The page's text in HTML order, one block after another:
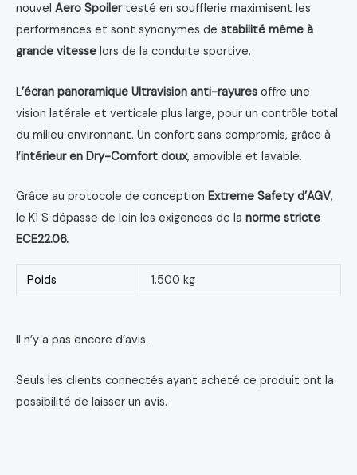
nouvel Aero Spoilertesté en soufflerie maximisent les
performances et sont synonymes de stabilité même à
grande vitesse lors de la conduite sportive.
L’écran panoramique Ultravision anti-rayures offre une
vision latérale et verticale plus large, pour un contrôle total
du milieu environnant. Un confort sans compromis, grâce à
l’intérieur en Dry-Comfort doux, amovible et lavable.
Grâce au protocole de conception Extreme Safety d’AGV,
le K1 S dépasse de loin les exigences de la norme stricte
ECE22.06.
Poids 1.500 kg
Il n’y a pas encore d’avis.
Seuls les clients connectés ayant acheté ce produit ont la
possibilité de laisser un avis.